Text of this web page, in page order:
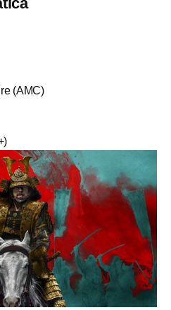
(AMC)